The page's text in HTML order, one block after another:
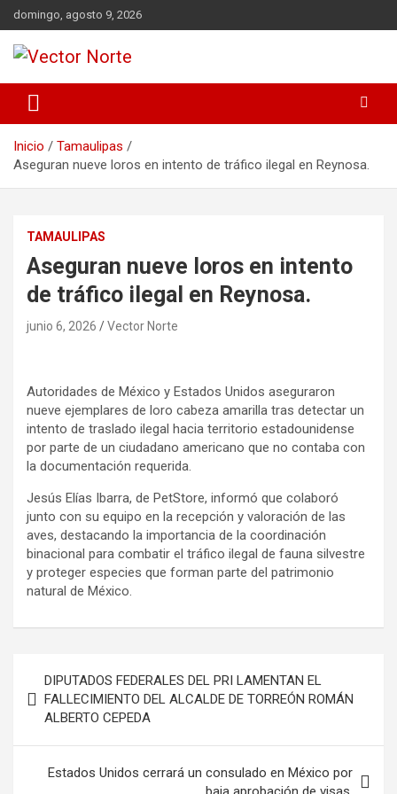
Saltar
al
contenido
domingo, agosto 9, 2026
Vector Norte
Inicio
Tamaulipas
Aseguran nueve loros en intento de tráfico ilegal en Reynosa.
TAMAULIPAS
Aseguran nueve loros en intento
de tráfico ilegal en Reynosa.
junio 6, 2026 Vector Norte
Autoridades de México y Estados Unidos aseguraron
nueve ejemplares de loro cabeza amarilla tras detectar un
intento de traslado ilegal hacia territorio estadounidense
por parte de un ciudadano americano que no contaba con
la documentación requerida.
Jesús Elías Ibarra, de PetStore, informó que colaboró
junto con su equipo en la recepción y valoración de las
aves, destacando la importancia de la coordinación
binacional para combatir el tráfico ilegal de fauna silvestre
y proteger especies que forman parte del patrimonio
natural de México.
de
entradas
DIPUTADOS FEDERALES DEL PRI LAMENTAN EL
FALLECIMIENTO DEL ALCALDE DE TORREÓN ROMÁN
ALBERTO CEPEDA
Estados Unidos cerrará un consulado en México por